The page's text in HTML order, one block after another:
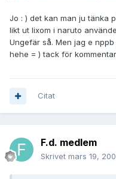
Jo : ) det kan man ju tänka
likt ut lixom i naruto
Ungefär så. Men jag e
hehe = ) tack för
Citat
F.d. medlem
Skrivet mars 19,